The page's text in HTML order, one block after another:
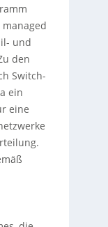
und
den
Switch-
ein
eine